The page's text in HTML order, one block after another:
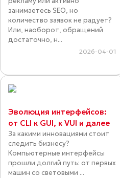
занимаетесь SEO, но
количество заявок не радует?
Или, наоборот, обращений
достаточно, н...
2026-04-01
Эволюция интерфейсов:
от CLI к GUI, к VUI и далее
За какими инновациями стоит
следить бизнесу?
Компьютерные интерфейсы
прошли долгий путь: от первых
машин со световыми ...